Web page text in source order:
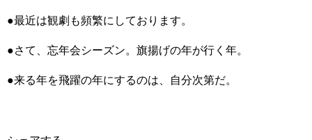
●最近は観劇も頻繁にしております。
●さて、忘年会シーズン。旗揚げの年が行く年。
●来る年を飛躍の年にするのは、自分次第だ。